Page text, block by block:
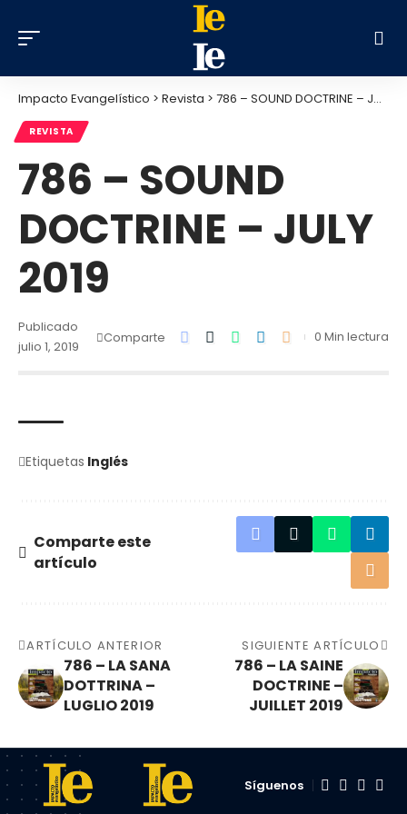
Impacto Evangelístico > Revista > 786 – SOUND DOCTRINE – JULY 2019
REVISTA
786 – SOUND
DOCTRINE – JULY
2019
Publicado
julio 1, 2019
Comparte 0 Min lectura
Etiquetas Inglés
Comparte este
artículo
ARTÍCULO ANTERIOR
786 – LA SANA
DOTTRINA –
LUGLIO 2019
SIGUIENTE ARTÍCULO
786 – LA SAINE
DOCTRINE –
JUILLET 2019
Síguenos